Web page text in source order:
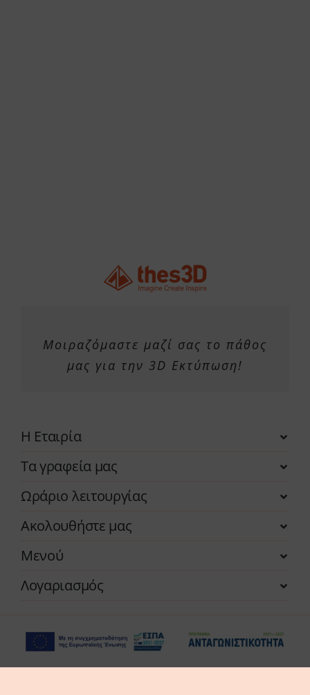
Μοιραζόμαστε μαζί σας το πάθος
μας για την 3D Εκτύπωση!
Η Εταιρία
Τα γραφεία μας
Ωράριο λειτουργίας
Ακολουθήστε μας
Μενού
Λογαριασμός